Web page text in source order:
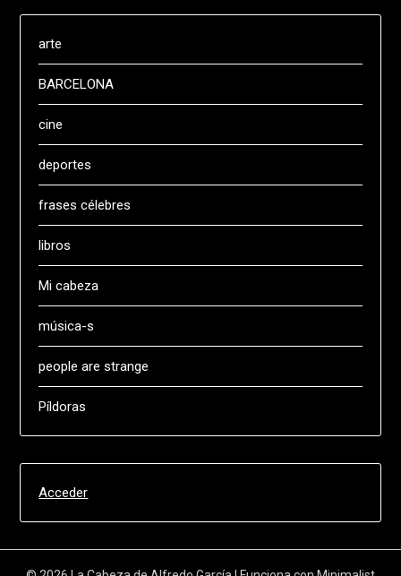
arte
BARCELONA
cine
deportes
frases célebres
libros
Mi cabeza
música-s
people are strange
Píldoras
Acceder